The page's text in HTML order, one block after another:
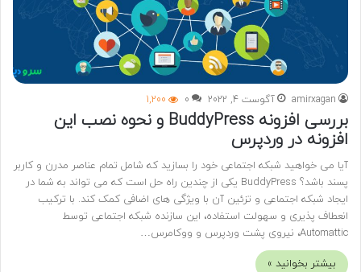
amirxagan آگوست 4, 2022 0
1,200
بررسی افزونه BuddyPress و نحوه نصب این
افزونه در وردپرس
آیا می خواهید شبکه اجتماعی خود را بسازید که شامل تمام عناصر مدرن و کاربر
پسند باشد؟ BuddyPress یکی از چندین راه حل است که می تواند به شما در
ایجاد شبکه اجتماعی و تزئین آن با ویژگی های اضافی کمک کند. با ترکیب
انعطاف پذیری و سهولت استفاده، این سازنده شبکه اجتماعی توسط
Automattic، نیروی پشت وردپرس و ووکامرس…
بیشتر بخوانید »